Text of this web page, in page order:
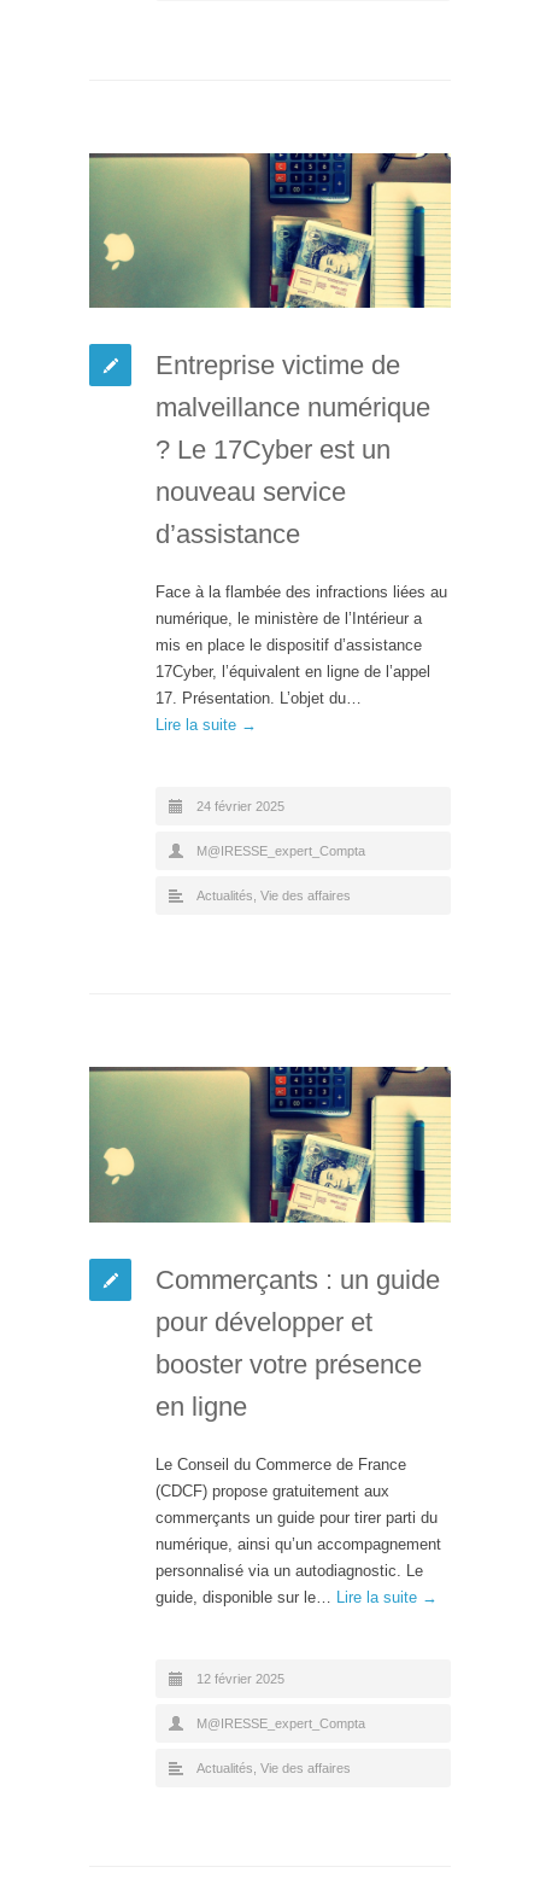
Entreprise victime de
malveillance numérique
? Le 17Cyber est un
nouveau service
d’assistance
Face à la flambée des infractions liées au
numérique, le ministère de l’Intérieur a
mis en place le dispositif d’assistance
17Cyber, l’équivalent en ligne de l’appel
17. Présentation. L’objet du…
Lire la suite →
24 février 2025
M@IRESSE_expert_Compta
Actualités Vie des affaires
Commerçants : un guide
pour développer et
booster votre présence
en ligne
Le Conseil du Commerce de France
(CDCF) propose gratuitement aux
commerçants un guide pour tirer parti du
numérique, ainsi qu’un accompagnement
personnalisé via un autodiagnostic. Le
guide, disponible sur le…
Lire la suite →
12 février 2025
M@IRESSE_expert_Compta
Actualités Vie des affaires